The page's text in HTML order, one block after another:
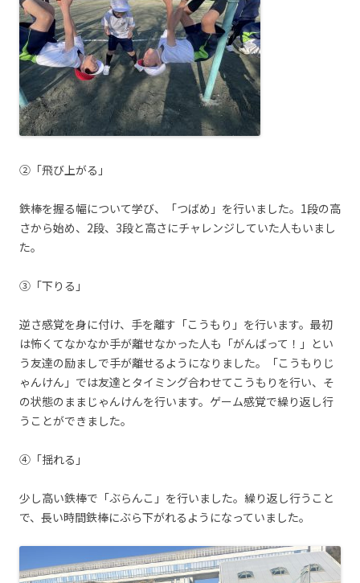
②「飛び上がる」
鉄棒を握る幅について学び、「つばめ」を行いました。1段の高
さから始め、2段、3段と高さにチャレンジしていた人もいまし
た。
③「下りる」
逆さ感覚を身に付け、手を離す「こうもり」を行います。最初
は怖くてなかなか手が離せなかった人も「がんばって！」とい
う友達の励ましで手が離せるようになりました。「こうもりじ
ゃんけん」では友達とタイミング合わせてこうもりを行い、そ
の状態のままじゃんけんを行います。ゲーム感覚で繰り返し行
うことができました。
④「揺れる」
少し高い鉄棒で「ぶらんこ」を行いました。繰り返し行うこと
で、長い時間鉄棒にぶら下がれるようになっていました。